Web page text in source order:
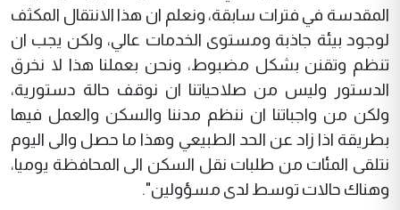
المقدسة في فترات سابقة، ونعلم ان هذا الانتقال المكثف
لوجود بيئة جاذبة ومستوى الخدمات عالي، ولكن يجب ان
تنظم وتقنن بشكل مضبوط، ونحن بعملنا هذا لا نخرق
الدستور وليس من صلاحياتنا ان نوقف حالة دستورية،
ولكن من واجباتنا ان ننظم مدننا والسكن والعمل فيها
بطريقة اذا زاد عن الحد الطبيعي وهذا ما حصل والى اليوم
نتلقى المئات من طلبات نقل السكن الى المحافظة يوميا،
وهناك حالات توسط لدى مسؤولين".